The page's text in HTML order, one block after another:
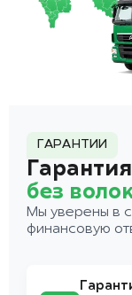
ГАРАНТИИ
без
Мы уверены в
финансовую